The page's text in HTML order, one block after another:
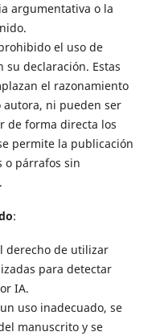
argumentativa o la
el uso de
declaración. Estas
el razonamiento
ni pueden ser
de forma directa los
permite la publicación
o párrafos sin
:
derecho de utilizar
para detectar
IA.
uso inadecuado, se
manuscrito y se